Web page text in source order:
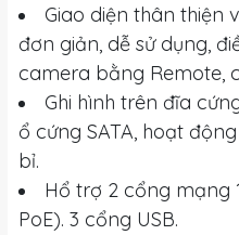
Giao diện thân thiện
đơn giản, dễ sử dụng,
camera bằng Remote,
Ghi hình trên đĩa
ổ cứng SATA, hoạt
bỉ.
Hổ trợ 2 cổng mạng
PoE). 3 cổng USB.